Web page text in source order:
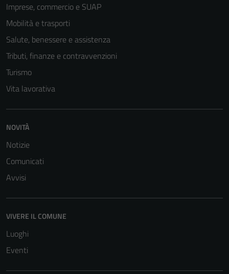
Imprese, commercio e SUAP
Mobilità e trasporti
Salute, benessere e assistenza
Tributi, finanze e contravvenzioni
Turismo
Vita lavorativa
NOVITÀ
Notizie
Comunicati
Avvisi
VIVERE IL COMUNE
Luoghi
Eventi